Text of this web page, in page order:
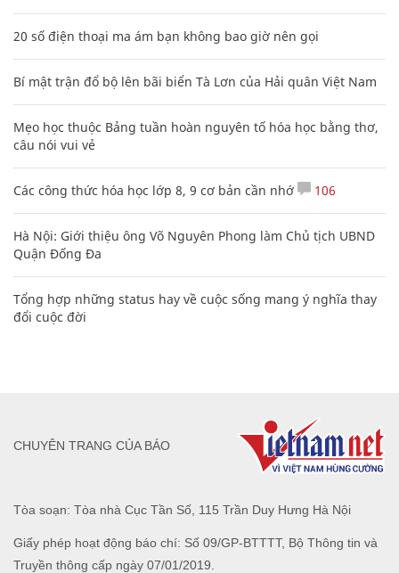
20 số điện thoại ma ám bạn không bao giờ nên gọi
Bí mật trận đổ bộ lên bãi biển Tà Lơn của Hải quân Việt Nam
Mẹo học thuộc Bảng tuần hoàn nguyên tố hóa học bằng thơ,
câu nói vui vẻ
Các công thức hóa học lớp 8, 9 cơ bản cần nhớ 106
Hà Nội: Giới thiệu ông Võ Nguyên Phong làm Chủ tịch UBND
Quận Đống Đa
Tổng hợp những status hay về cuộc sống mang ý nghĩa thay
đổi cuộc đời
Tòa soạn: Tòa nhà Cục Tần Số, 115 Trần Duy Hưng Hà Nội
Giấy phép hoạt động báo chí: Số 09/GP-BTTTT, Bộ Thông tin và
Truyền thông cấp ngày 07/01/2019.
CHUYÊN TRANG CỦA BÁO